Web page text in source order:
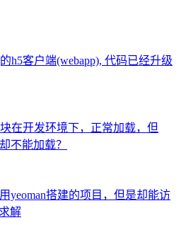
h5客户端(webapp), 代码已经升级
在开发环境下，正常加载，但
不能加载？
yeoman搭建的项目，但是却能访
解